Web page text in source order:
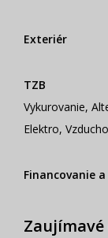
Exteriér
TZB
Vykurovanie,
Elektro,
Financovanie